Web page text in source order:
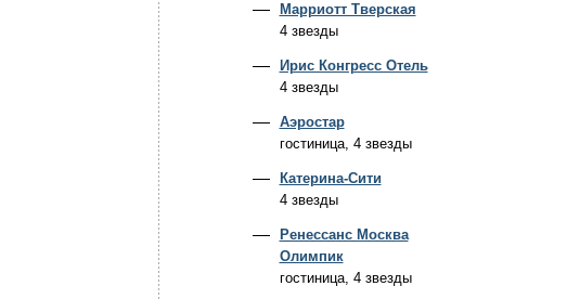
Марриотт Тверская
4 звезды
Ирис Конгресс Отель
4 звезды
Аэростар
гостиница, 4 звезды
Катерина-Сити
4 звезды
Ренессанс Москва
Олимпик
гостиница, 4 звезды